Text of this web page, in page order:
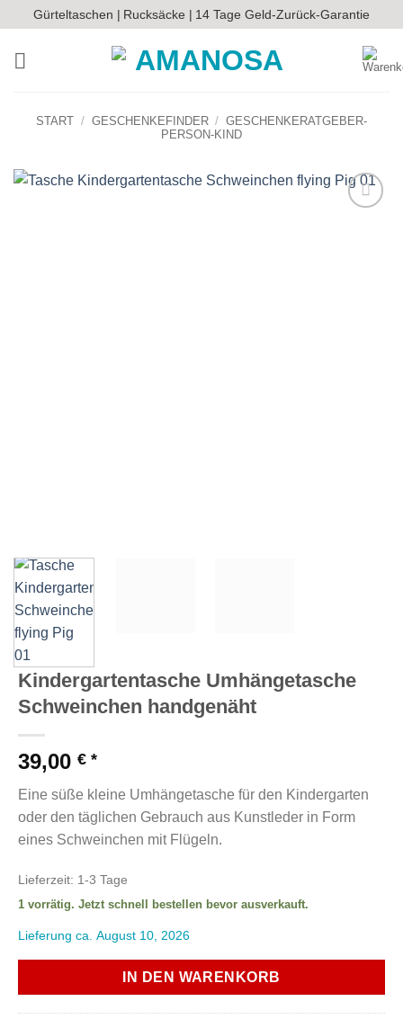
Inhalt
springen
Gürteltaschen | Rucksäcke | 14 Tage Geld-Zurück-Garantie
START / GESCHENKEFINDER / GESCHENKERATGEBER-
PERSON-KIND
Kindergartentasche Umhängetasche
Schweinchen handgenäht
39,00 €
Eine süße kleine Umhängetasche für den Kindergarten
oder den täglichen Gebrauch aus Kunstleder in Form
eines Schweinchen mit Flügeln.
Lieferzeit: 1-3 Tage
1 vorrätig. Jetzt schnell bestellen bevor ausverkauft.
Lieferung ca. August 10, 2026
IN DEN WARENKORB